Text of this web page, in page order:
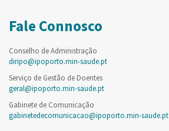
Fale Connosco
Conselho de Administração
diripo@ipoporto.min-saude.pt
Serviço de Gestão de Doentes
geral@ipoporto.min-saude.pt
Gabinete de Comunicação
gabinetedecomunicacao@ipoporto.min-saude.pt